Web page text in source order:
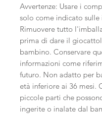
Avvertenze: Usare i
solo come indicato sulle
Rimuovere tutto
prima di dare il
bambino. Conservare
informazioni come
futuro. Non adatto per
età inferiore ai 36 mesi.
piccole parti che
ingerite o inalate dal